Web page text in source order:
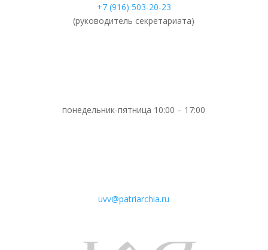
+7 (916) 503-20-23
(руководитель секретариата)
понедельник-пятница 10:00 – 17:00
uvv@patriarchia.ru